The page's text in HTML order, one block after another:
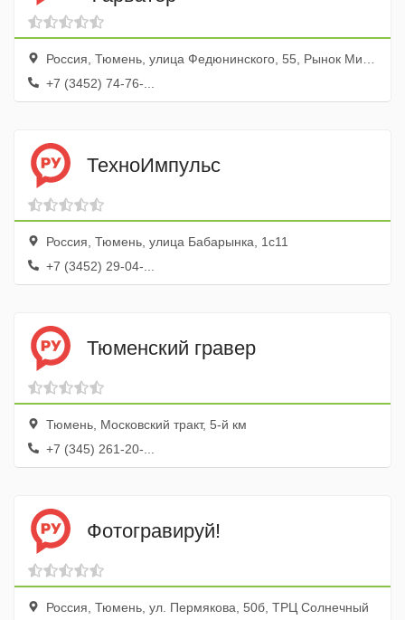
Россия, Тюмень, улица Федюнинского, 55, Рынок Михайловский, этаж 2
+7 (3452) 74-76-...
ТехноИмпульс
Россия, Тюмень, улица Бабарынка, 1с11
+7 (3452) 29-04-...
Тюменский гравер
Тюмень, Московский тракт, 5-й км
+7 (345) 261-20-...
Фотогравируй!
Россия, Тюмень, ул. Пермякова, 50б, ТРЦ Солнечный